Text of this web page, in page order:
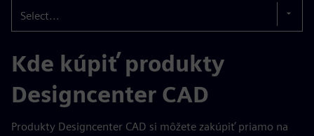
Select...
Kde kúpiť produkty
Designcenter CAD
Produkty Designcenter CAD si môžete zakúpiť priamo na